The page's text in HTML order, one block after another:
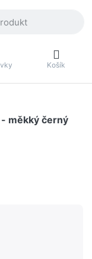
Košík
- měkký černý